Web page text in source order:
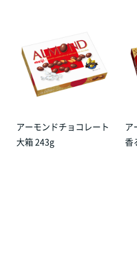
アーモンドチョコレート
大箱 243g
ア
香